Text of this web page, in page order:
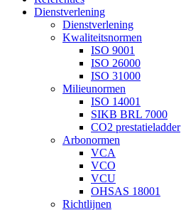
Dienstverlening
Dienstverlening
Kwaliteitsnormen
ISO 9001
ISO 26000
ISO 31000
Milieunormen
ISO 14001
SIKB BRL 7000
CO2 prestatieladder
Arbonormen
VCA
VCO
VCU
OHSAS 18001
Richtlijnen